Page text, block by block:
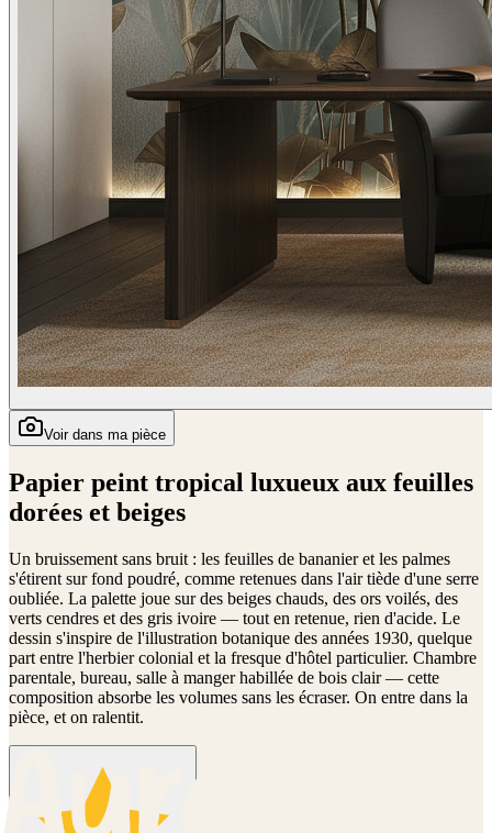
Voir dans ma pièce
Papier peint tropical luxueux aux feuilles
dorées et beiges
Un bruissement sans bruit : les feuilles de bananier et les palmes
s'étirent sur fond poudré, comme retenues dans l'air tiède d'une serre
oubliée. La palette joue sur des beiges chauds, des ors voilés, des
verts cendres et des gris ivoire — tout en retenue, rien d'acide. Le
dessin s'inspire de l'illustration botanique des années 1930, quelque
part entre l'herbier colonial et la fresque d'hôtel particulier. Chambre
parentale, bureau, salle à manger habillée de bois clair — cette
composition absorbe les volumes sans les écraser. On entre dans la
pièce, et on ralentit.